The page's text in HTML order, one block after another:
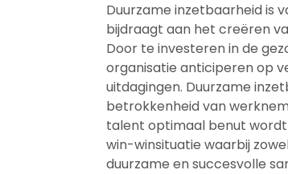
Duurzame inzetbaarheid is
bijdraagt aan het creëren
Door te investeren in de
organisatie anticiperen op
uitdagingen. Duurzame
betrokkenheid van
talent optimaal benut
win-winsituatie waarbij
duurzame en succesvolle